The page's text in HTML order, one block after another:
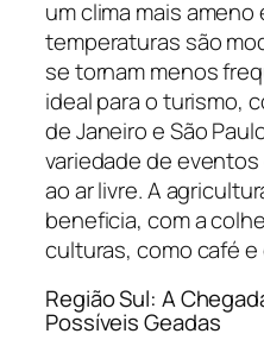
um clima mais ameno
temperaturas são
se tornam menos
ideal para o turismo,
de Janeiro e São
variedade de
ao ar livre. A
beneficia, com a
culturas, como café
Região Sul: A
Possíveis Geadas